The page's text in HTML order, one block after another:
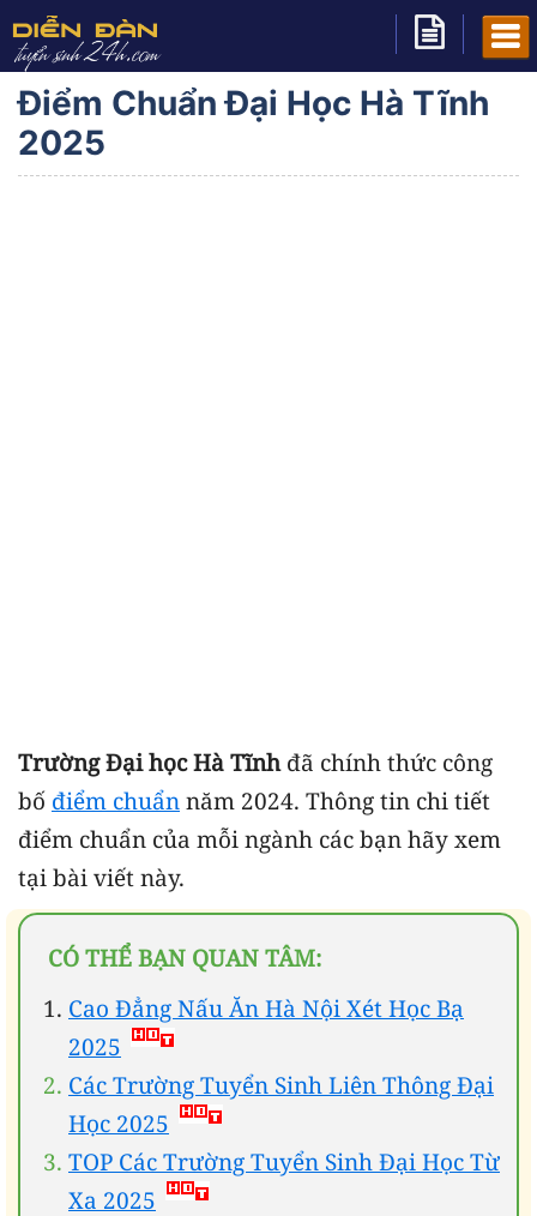
Điểm Chuẩn Đại Học Hà Tĩnh
2025
Trường Đại học Hà Tĩnhđã chính thức công
bố điểm chuẩn năm 2024. Thông tin chi tiết
điểm chuẩn của mỗi ngành các bạn hãy xem
tại bài viết này.
CÓ THỂ BẠN QUAN TÂM:
Cao Đẳng Nấu Ăn Hà Nội Xét Học Bạ
2025
Các Trường Tuyển Sinh Liên Thông Đại
Học 2025
TOP Các Trường Tuyển Sinh Đại Học Từ
Xa 2025